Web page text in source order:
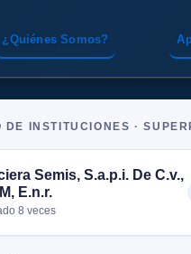
¿Quiénes Somos?
DE INSTITUCIONES ·
Semis, S.a.p.i. De C.v.,
E.n.r.
8 veces